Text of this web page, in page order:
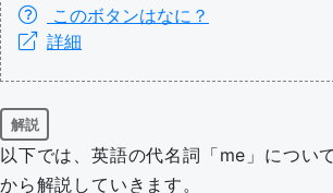
このボタンはなに？
詳細
解説
以下では、英語の代名詞「me」につい
から解説していきます。